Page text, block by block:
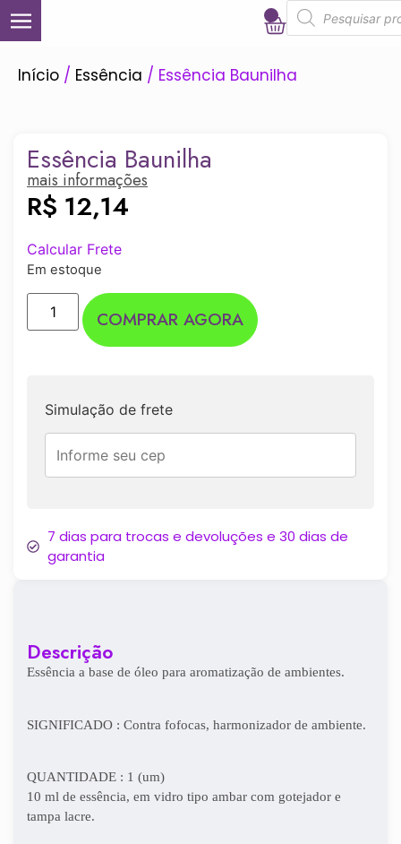
Início / Essência / Essência Baunilha
Descrição
Essência a base de óleo para aromatização de ambientes.
SIGNIFICADO : Contra fofocas, harmonizador de ambiente.
QUANTIDADE : 1 (um)
10 ml de essência, em vidro tipo ambar com gotejador e
tampa lacre.
Essência Baunilha
mais informações
R$ 12,14
Calcular Frete
Em estoque
COMPRAR AGORA
Simulação de frete
7 dias para trocas e devoluções e 30 dias de
garantia